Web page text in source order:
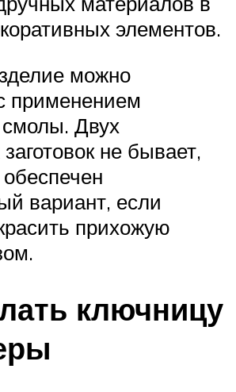
элементов.
можно
применением
Двух
не бывает,
вариант, если
прихожую
ключницу